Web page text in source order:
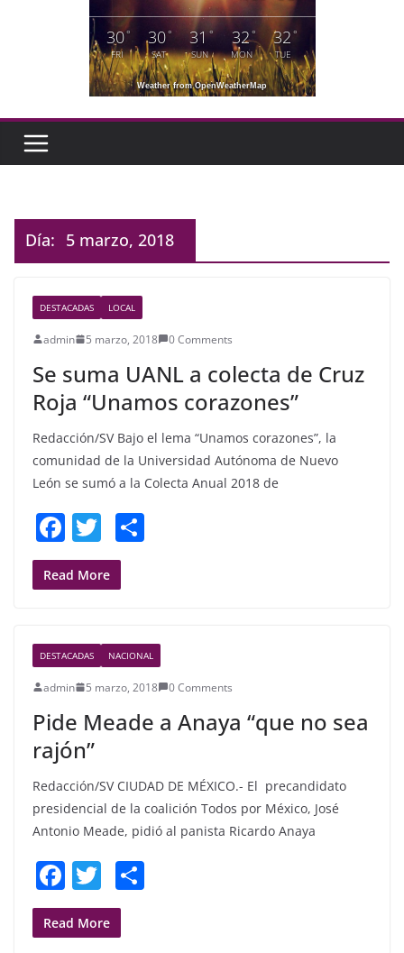
30°
FRI
30°
SAT
31°
SUN
32°
MON
32 °
TUE
Weather from OpenWeatherMap
Día: 5 marzo, 2018
DESTACADAS LOCAL
admin 5 marzo, 2018 0 Comments
Se suma UANL a colecta de Cruz
Roja “Unamos corazones”
Redacción/SV Bajo el lema “Unamos corazones”, la
comunidad de la Universidad Autónoma de Nuevo
León se sumó a la Colecta Anual 2018 de
F
a
c
b
o
o
k
T
w
itt
Read More
DESTACADAS NACIONAL
admin 5 marzo, 2018 0 Comments
Pide Meade a Anaya “que no sea
rajón”
Redacción/SV CIUDAD DE MÉXICO.- El precandidato
presidencial de la coalición Todos por México, José
Antonio Meade, pidió al panista Ricardo Anaya
F
a
c
T
w
itt
Read More